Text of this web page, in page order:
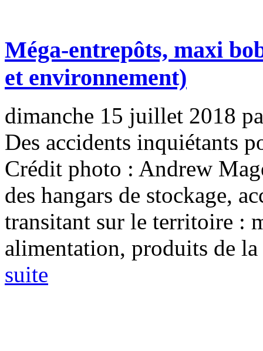
Méga-entrepôts, maxi
et environnement)
dimanche 15 juillet 2018
Des accidents inquiétants
Crédit photo : Andrew
des hangars de stockage,
transitant sur le territoire :
alimentation, produits de
suite